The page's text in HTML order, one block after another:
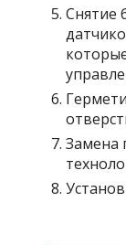
Снятие
Замена